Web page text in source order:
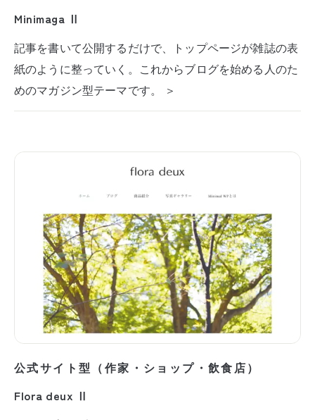
Minimaga Ⅱ
記事を書いて公開するだけで、トップページが雑誌の表
紙のように整っていく。これからブログを始める人のた
めのマガジン型テーマです。 ＞
公式サイト型（作家・ショップ・飲食店）
Flora deux Ⅱ